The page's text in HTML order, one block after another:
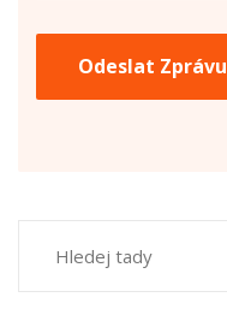
Odeslat Zprávu